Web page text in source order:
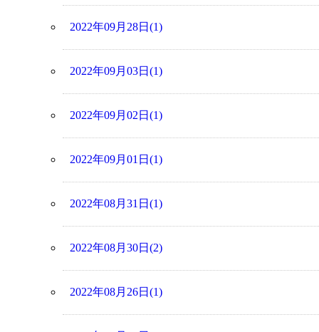
2022年09月28日(1)
2022年09月03日(1)
2022年09月02日(1)
2022年09月01日(1)
2022年08月31日(1)
2022年08月30日(2)
2022年08月26日(1)